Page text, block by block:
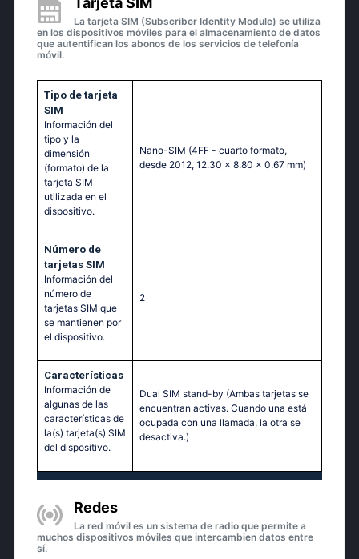
La tarjeta SIM (Subscriber Identity Module) se utiliza
en los dispositivos móviles para el almacenamiento de datos
que autentifican los abonos de los servicios de telefonía
móvil.
Tipo de tarjeta
SIM
Información del
tipo y la
dimensión
(formato) de la
tarjeta SIM
utilizada en el
dispositivo.
Nano-SIM (4FF - cuarto formato,
desde 2012, 12.30 x 8.80 x 0.67 mm)
Número de
tarjetas SIM
Información del
número de
tarjetas SIM que
se mantienen por
el dispositivo.
2
Características
Información de
algunas de las
características de
la(s) tarjeta(s) SIM
del dispositivo.
Dual SIM stand-by (Ambas tarjetas se
encuentran activas. Cuando una está
ocupada con una llamada, la otra se
desactiva.)
Redes
La red móvil es un sistema de radio que permite a
muchos dispositivos móviles que intercambien datos entre
sí.